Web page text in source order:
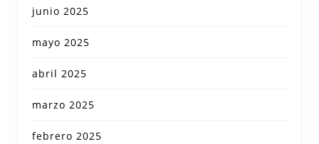
junio 2025
mayo 2025
abril 2025
marzo 2025
febrero 2025